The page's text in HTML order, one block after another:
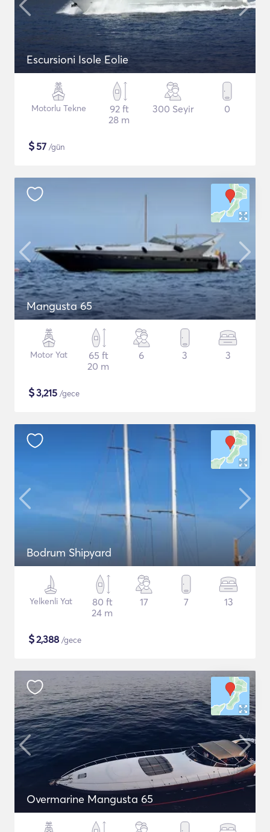
Escursioni Isole Eolie
Motorlu Tekne
92 ft
28 m
300 Seyir 0
$57 /gün
Mangusta 65
Motor Yat
65 ft
20 m
6 3 3
$3,215 /gece
Bodrum Shipyard
Yelkenli Yat
80 ft
24 m
17 7 13
$2,388 /gece
Overmarine Mangusta 65